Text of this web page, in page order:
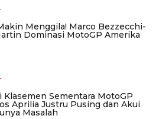
Menggila! Marco Bezzecchi-
Dominasi MotoGP Amerika
Klasemen Sementara MotoGP
Aprilia Justru Pusing dan Akui
Masalah